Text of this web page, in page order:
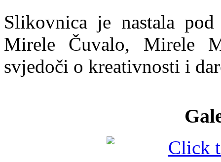
Slikovnica je nastala
Mirele Čuvalo, Mirele
svjedoči o kreativnosti i